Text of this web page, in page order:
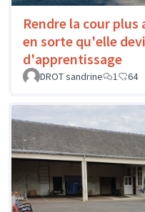
Rendre la cour
en sorte qu'elle
d'apprentissage
DROT sandrine 1 64